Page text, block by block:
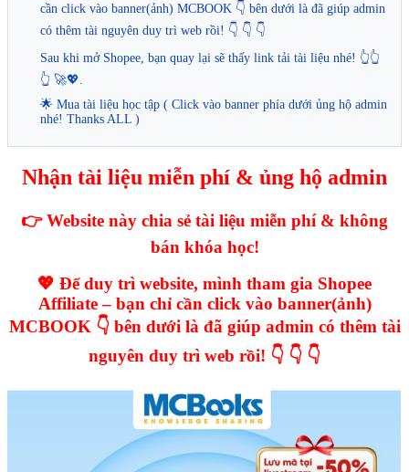
cần click vào banner(ảnh) MCBOOK 👇 bên dưới là đã giúp admin
có thêm tài nguyên duy trì web rồi! 👇 👇 👇
Sau khi mở Shopee, bạn quay lại sẽ thấy link tải tài liệu nhé! 👆👆
👆 🚀💖.
🌟 Mua tài liệu học tập ( Click vào banner phía dưới ủng hộ admin
nhé! Thanks ALL )
Nhận tài liệu miễn phí & ủng hộ admin
👉 Website này chia sẻ tài liệu miễn phí & không
bán khóa học!
💖 Để duy trì website, mình tham gia Shopee
Affiliate – bạn chỉ cần click vào banner(ảnh)
MCBOOK 👇 bên dưới là đã giúp admin có thêm tài
nguyên duy trì web rồi! 👇 👇 👇